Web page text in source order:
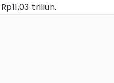
triliun.